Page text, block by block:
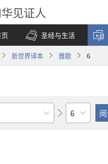
见证人
圣经与生活
新世界译本 雅歌 6
章